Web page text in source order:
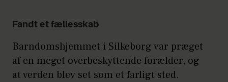
Fandt et fællesskab
Barndomshjemmet i Silkeborg var præget
af en meget overbeskyttende forælder, og
at verden blev set som et farligt sted.